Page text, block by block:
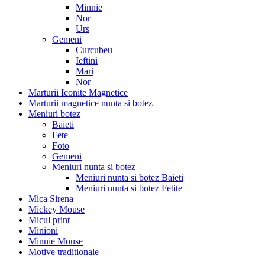
Minnie
Nor
Urs
Gemeni
Curcubeu
Ieftini
Mari
Nor
Marturii Iconite Magnetice
Marturii magnetice nunta si botez
Meniuri botez
Baieti
Fete
Foto
Gemeni
Meniuri nunta si botez
Meniuri nunta si botez Baieti
Meniuri nunta si botez Fetite
Mica Sirena
Mickey Mouse
Micul print
Minioni
Minnie Mouse
Motive traditionale